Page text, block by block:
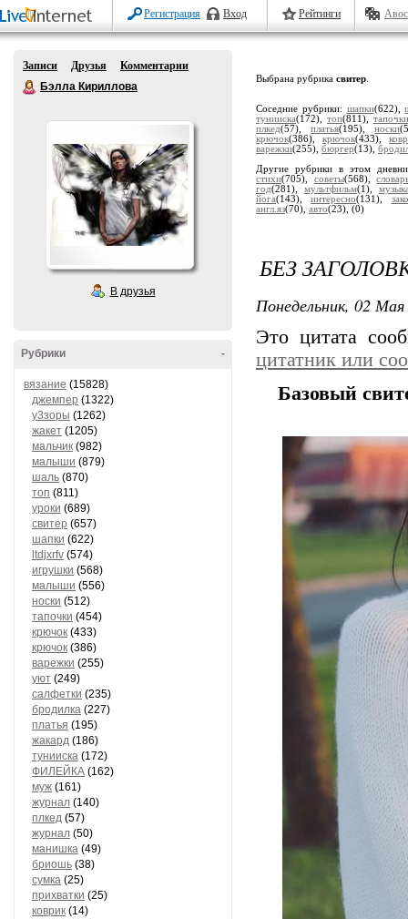
Регистрация Вход Рейтинги
Записи Друзья
Комментарии
Бэлла Кириллова
В друзья
-
Рубрики
вязание (15828)
джемпер (1322)
у3зоры (1262)
жакет (1205)
мальчик (982)
малыши (879)
шаль (870)
топ (811)
уроки (689)
свитер (657)
шапки (622)
ltdjxrfv (574)
игрушки (568)
малыши (556)
носки (512)
тапочки (454)
крючок (433)
крючок (386)
варежки (255)
уют (249)
салфетки (235)
бродилка (227)
платья (195)
жакард (186)
тунииска (172)
ФИЛЕЙКА (162)
муж (161)
журнал (140)
плкед (57)
журнал (50)
манишка (49)
бриошь (38)
сумка (25)
прихватки (25)
коврик (14)
Выбрана рубрика свитер
Соседние рубрики: шапки(622),
тунииска(172), топ(811), тапочки
плкед(57),платья(195),носки
крючок(386),крючок(433),
варежки(255), бюргер(13),
Другие рубрики в этом
стихи(705), советы(568),
год(281), мультфильм(1),
йога(143),интересно(131),
англ.яз(70), авто(23), (0)
БЕЗ
Понедельник, 02
Это цитата
цитатник или
Базовый